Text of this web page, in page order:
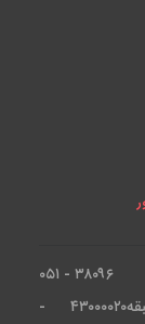
۳۸۰۹۶ - ۰۵۱
پلاک ۲ طبقه
۴۳۰۰۰۰۲۰ -